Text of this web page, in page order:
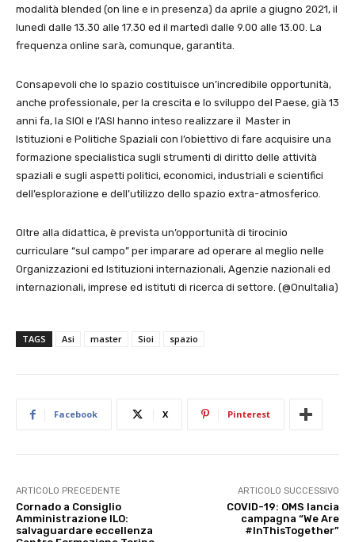
modalità blended (on line e in presenza) da aprile a giugno 2021, il
lunedì dalle 13.30 alle 17.30 ed il martedì dalle 9.00 alle 13.00. La
frequenza online sarà, comunque, garantita.
Consapevoli che lo spazio costituisce un’incredibile opportunità,
anche professionale, per la crescita e lo sviluppo del Paese, già 13
anni fa, la SIOI e l’ASI hanno inteso realizzare il Master in
Istituzioni e Politiche Spaziali con l’obiettivo di fare acquisire una
formazione specialistica sugli strumenti di diritto delle attività
spaziali e sugli aspetti politici, economici, industriali e scientifici
dell’esplorazione e dell’utilizzo dello spazio extra-atmosferico.
Oltre alla didattica, è prevista un’opportunità di tirocinio
curriculare “sul campo” per imparare ad operare al meglio nelle
Organizzazioni ed Istituzioni internazionali, Agenzie nazionali ed
internazionali, imprese ed istituti di ricerca di settore. (@OnuItalia)
TAGS Asi master Sioi spazio
Facebook X Pinterest
ARTICOLO PRECEDENTE
Cornado a Consiglio
Amministrazione ILO:
salvaguardare eccellenza
ARTICOLO SUCCESSIVO
COVID-19: OMS lancia
campagna “We Are
#InThisTogether”